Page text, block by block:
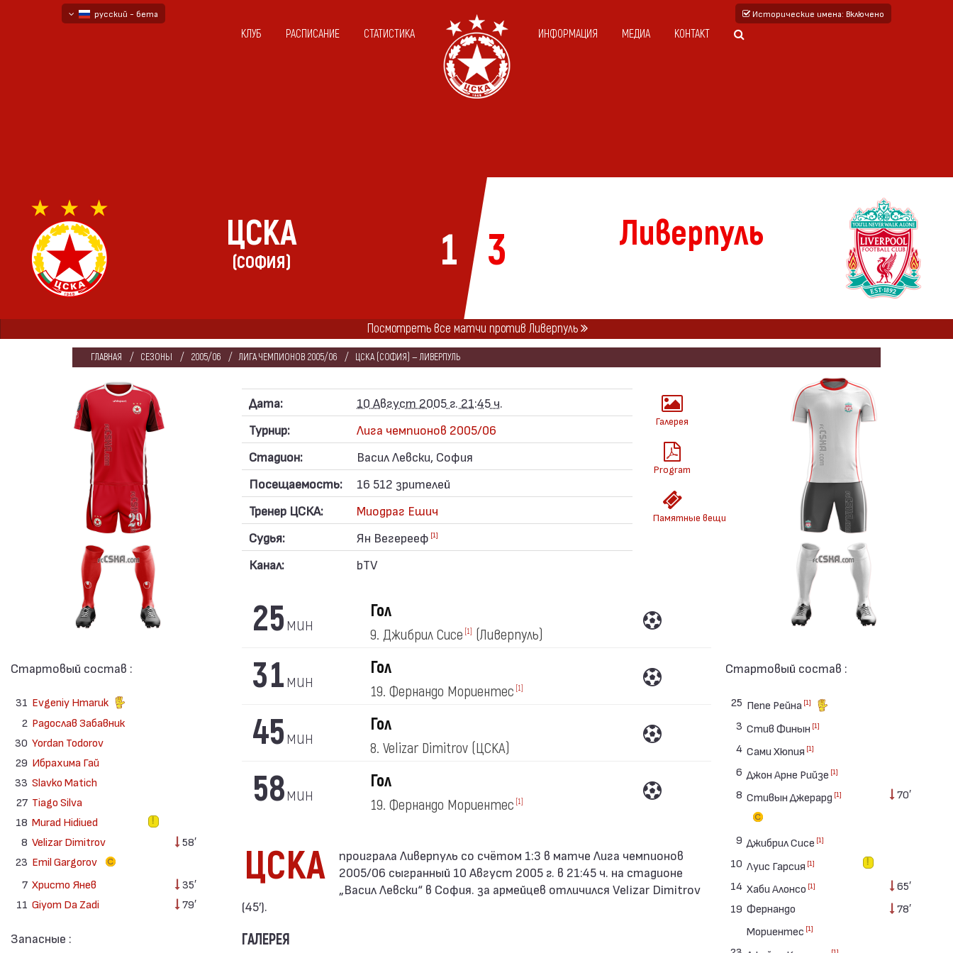
русский - бета
Исторические имена: Включено
КЛУБ РАСПИСАНИЕ СТАТИСТИКА ИНФОРМАЦИЯ МЕДИА КОНТАКТ
1 3
ЦСКА
(СОФИЯ)
Ливерпуль
Посмотреть все матчи против Ливерпуль
ГЛАВНАЯ СЕЗОНЫ 2005/06 ЛИГА ЧЕМПИОНОВ 2005/06 ЦСКА (СОФИЯ) — ЛИВЕРПУЛЬ
Стартовый состав :
31 Evgeniy Hmaruk
2 Радослав Забавник
30 Yordan Todorov
29 Ибрахима Гай
33 Slavko Matich
27 Tiago Silva
18 Murad Hidiued
8 Velizar Dimitrov
58′
23 Emil Gargorov
7 Христо Янев
35′
11 Giyom Da Zadi 79′
Запасные :
Дата:
10 Август 2005 г. 21:45 ч.
Турнир:
Лига чемпионов 2005/06
Стадион:
Васил Левски, София
Посещаемость:
16 512 зрителей
Тренер ЦСКА:
Миодраг Ешич
Судья:
Ян Вегерееф [1]
Канал: bTV
Галерея
Program
Памятные вещи
25мин
Гол
9. Джибрил Сисе [1] (Ливерпуль)
31мин
Гол
19. Фернандо Мориентес [1]
(Ливерпуль)
45мин
Гол
8. Velizar Dimitrov (ЦСКА)
58мин
Гол
19. Фернандо Мориентес [1]
ЦСКА
2005/06 сыгранный 10 Август 2005 г. в 21:45 ч. на стадионе
„Васил Левски“ в София. за армейцев отличился Velizar Dimitrov
(45′).
ГАЛЕРЕЯ
Стартовый состав :
25 Пепе Рейна [1]
3 Стив Финын [1]
4 Сами Хюпия [1]
6 Джон Арне Рийзе [1]
8 Стивын Джерард [1] 70′
9 Джибрил Сисе [1]
10 Луис Гарсия [1]
14 Хаби Алонсо [1]
65′
19 Фернандо
Мориентес [1]
78′